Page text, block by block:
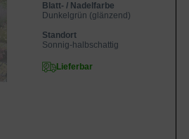
Blatt- / Nadelfarbe
Dunkelgrün (glänzend)
Standort
Sonnig-halbschattig
Lieferbar